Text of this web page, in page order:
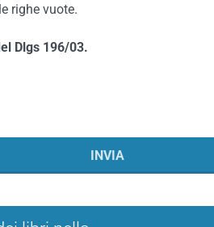
righe vuote.
Dlgs 196/03.